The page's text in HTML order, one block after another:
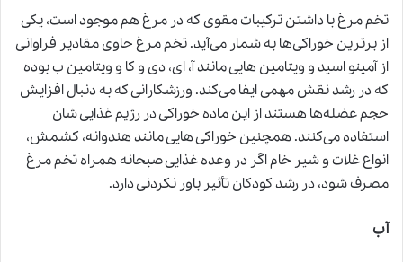
تخم مرغ با داشتن ترکیبات مقوی که در مرغ هم موجود است، یکی
از برترین خوراکی‌ها به شمار می‌آید. تخم مرغ حاوی مقادیر فراوانی
از آمینو اسید و ویتامین هایی مانند آ، ای، دی و کا و ویتامین ب بوده
که در رشد نقش مهمی ایفا می‌کند. ورزشکارانی که به دنبال افزایش
حجم عضله‌ها هستند از این ماده خوراکی در رژیم غذایی شان
استفاده می‌کنند. همچنین خوراکی هایی مانند هندوانه، کشمش،
انواع غلات و شیر خام اگر در وعده غذایی صبحانه همراه تخم مرغ
مصرف شود، در رشد کودکان تأثیر باور نکردنی دارد.
آب